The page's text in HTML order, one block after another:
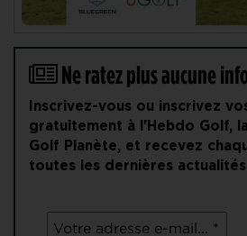
Ne ratez plus aucune
Inscrivez-vous ou inscrivez
gratuitement à l'Hebdo Golf,
Golf Planète, et recevez
toutes les dernières